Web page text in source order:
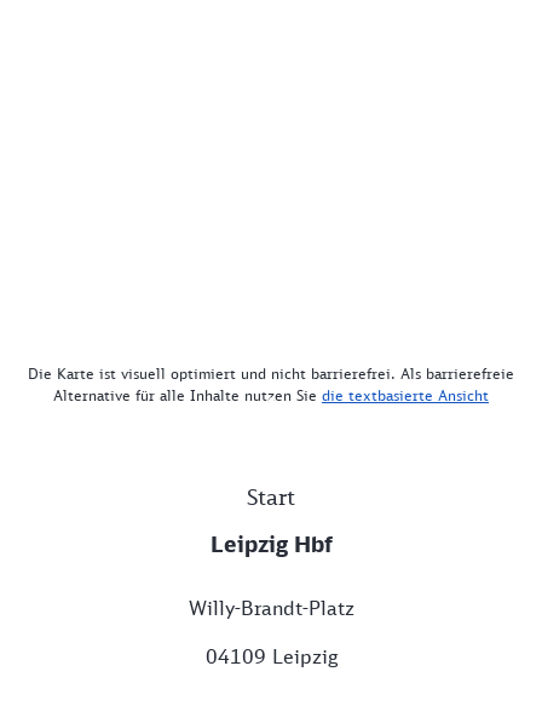
Die Karte ist visuell optimiert und nicht barrierefrei. Als barrierefreie
Alternative für alle Inhalte nutzen Sie die textbasierte Ansicht
Start
Leipzig Hbf
Willy-Brandt-Platz
04109 Leipzig